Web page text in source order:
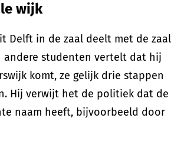
wijk
Delft in de zaal deelt met de zaal
andere studenten vertelt dat hij
komt, ze gelijk drie stappen
Hij verwijt het de politiek dat de
naam heeft, bijvoorbeeld door